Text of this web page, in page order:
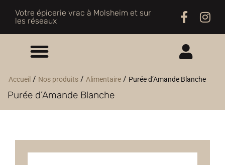
Votre épicerie vrac à Molsheim et sur
les réseaux
ME CONNECTER
Accueil / Nos produits / Alimentaire / Purée d’Amande Blanche
Purée d’Amande Blanche